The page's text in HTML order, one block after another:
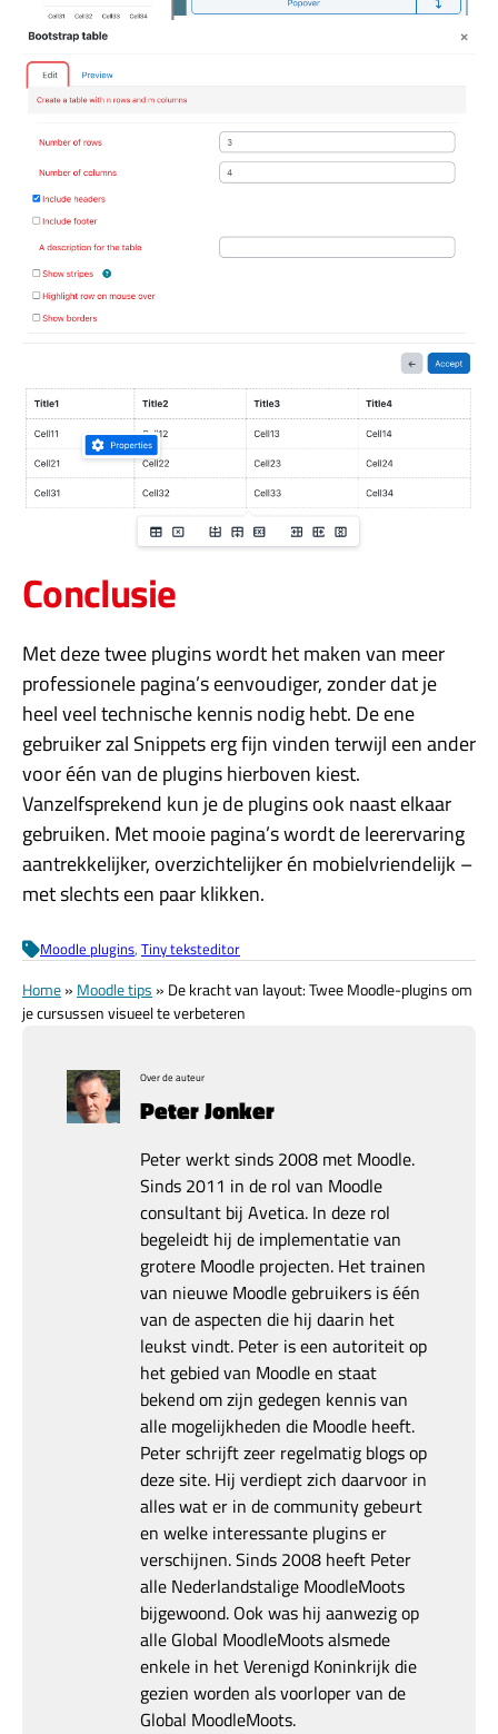
Conclusie
Met deze twee plugins wordt het maken van meer
professionele pagina’s eenvoudiger, zonder dat je
heel veel technische kennis nodig hebt. De ene
gebruiker zal Snippets erg fijn vinden terwijl een ander
voor één van de plugins hierboven kiest.
Vanzelfsprekend kun je de plugins ook naast elkaar
gebruiken. Met mooie pagina’s wordt de leerervaring
aantrekkelijker, overzichtelijker én mobielvriendelijk –
met slechts een paar klikken.
Moodle plugins, Tiny teksteditor
Home» Moodle tips » De kracht van layout: Twee Moodle-plugins om
je cursussen visueel te verbeteren
Over de auteur
Peter Jonker
Peter werkt sinds 2008 met Moodle.
Sinds 2011 in de rol van Moodle
consultant bij Avetica. In deze rol
begeleidt hij de implementatie van
grotere Moodle projecten. Het trainen
van nieuwe Moodle gebruikers is één
van de aspecten die hij daarin het
leukst vindt. Peter is een autoriteit op
het gebied van Moodle en staat
bekend om zijn gedegen kennis van
alle mogelijkheden die Moodle heeft.
Peter schrijft zeer regelmatig blogs op
deze site. Hij verdiept zich daarvoor in
alles wat er in de community gebeurt
en welke interessante plugins er
verschijnen. Sinds 2008 heeft Peter
alle Nederlandstalige MoodleMoots
bijgewoond. Ook was hij aanwezig op
alle Global MoodleMoots alsmede
enkele in het Verenigd Koninkrijk die
gezien worden als voorloper van de
Global MoodleMoots.